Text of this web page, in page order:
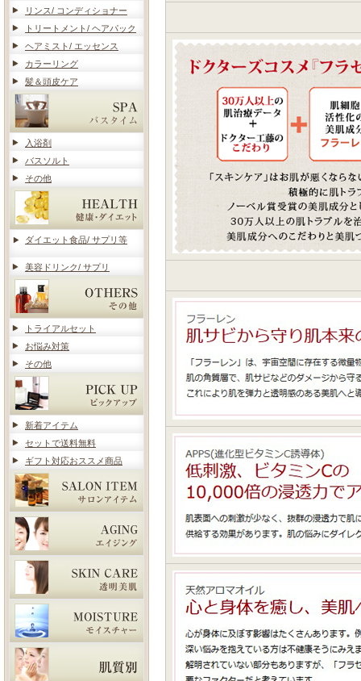
リンス/ コンディショナー
トリートメント/ ヘアパック
ヘアミスト/ エッセンス
カラーリング
髪＆頭皮ケア
入浴剤
バスソルト
その他
ダイエット食品/ サプリ等
美容ドリンク/ サプリ
トライアルセット
お悩み対策
その他
新着アイテム
セットで送料無料
ギフト対応おススメ商品